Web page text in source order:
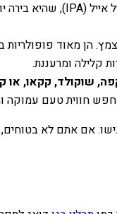
הן מאוד פופולריות
קלילה ומרעננת.
שוקולד, קקאו, או
חווית טעם עמוקה
אם אתם לא בטוחים,